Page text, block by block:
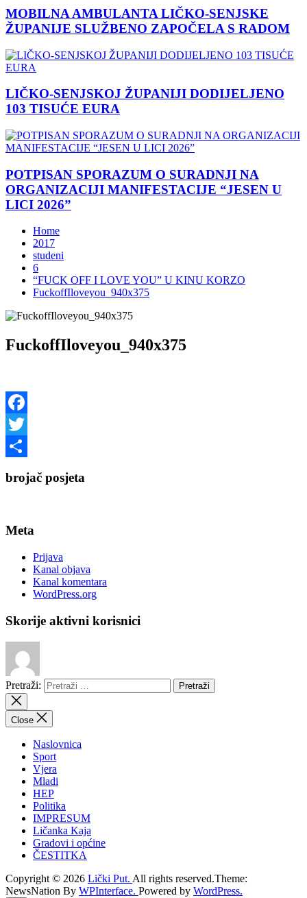
MOBILNA AMBULANTA LIČKO-SENJSKE
ŽUPANIJE SLUŽBENO ZAPOČELA S RADOM
LIČKO-SENJSKOJ ŽUPANIJI DODIJELJENO
103 TISUĆE EURA
POTPISAN SPORAZUM O SURADNJI NA
ORGANIZACIJI MANIFESTACIJE “JESEN U
LICI 2026”
Home
2017
studeni
6
“FUCK OFF I LOVE YOU” U KINU KORZO
FuckoffIloveyou_940x375
FuckoffIloveyou_940x375
Facebook
Twitter
brojač posjeta
Meta
Prijava
Kanal objava
Kanal komentara
WordPress.org
Skorije aktivni korisnici
Pretraži:
Close
Naslovnica
Sport
Vjera
Mladi
HEP
Politika
IMPRESUM
Ličanka Kaja
Gradovi i općine
ČESTITKA
Copyright © 2026 Lički Put. All rights reserved.Theme:
NewsNation By WPInterface. Powered by WordPress.